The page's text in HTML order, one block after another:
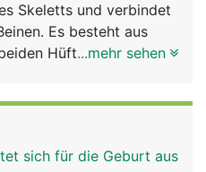
Skeletts und verbindet
Es besteht aus
Hüftbeinen mit
Über diesen festen
Körpergewicht
...mehr sehen
sich für die Geburt aus